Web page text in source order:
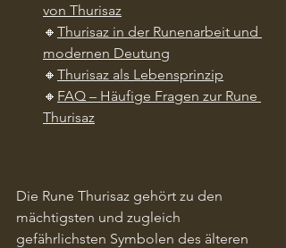
von Thurisaz
🔸 Thurisaz in der Runenarbeit und
modernen Deutung
🔸 Thurisaz als Lebensprinzip
🔸 FAQ – Häufige Fragen zur Rune
Thurisaz
Die Rune Thurisaz gehört zu den
mächtigsten und zugleich
gefährlichsten Symbolen des älteren